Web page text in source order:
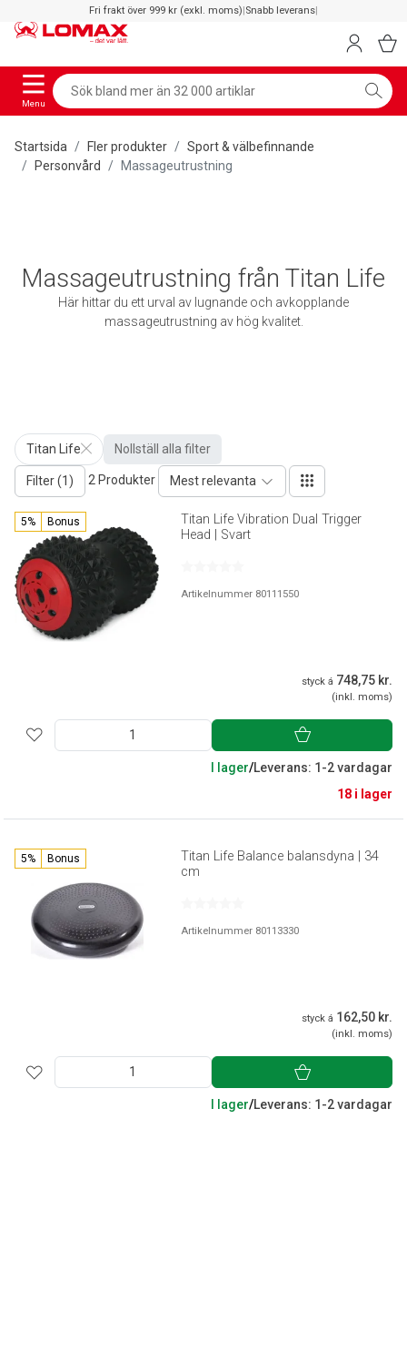
Fri frakt över 999 kr (exkl. moms)|Snabb leverans|
Menu
Startsida Fler produkter
Sport & välbefinnande
Personvård
Massageutrustning
Massageutrustning från Titan Life
Här hittar du ett urval av lugnande och avkopplande
massageutrustning av hög kvalitet.
Titan Life Nollställ alla filter
Filter (1) 2 Produkter Mest relevanta
5% Bonus
Titan Life Vibration Dual Trigger
Head | Svart
Artikelnummer 80111550
styck á 748,75 kr.
(inkl. moms)
I lager/Leverans: 1-2 vardagar
18 i lager
5% Bonus
Titan Life Balance balansdyna | 34
cm
Artikelnummer 80113330
styck á 162,50 kr.
(inkl. moms)
I lager/Leverans: 1-2 vardagar